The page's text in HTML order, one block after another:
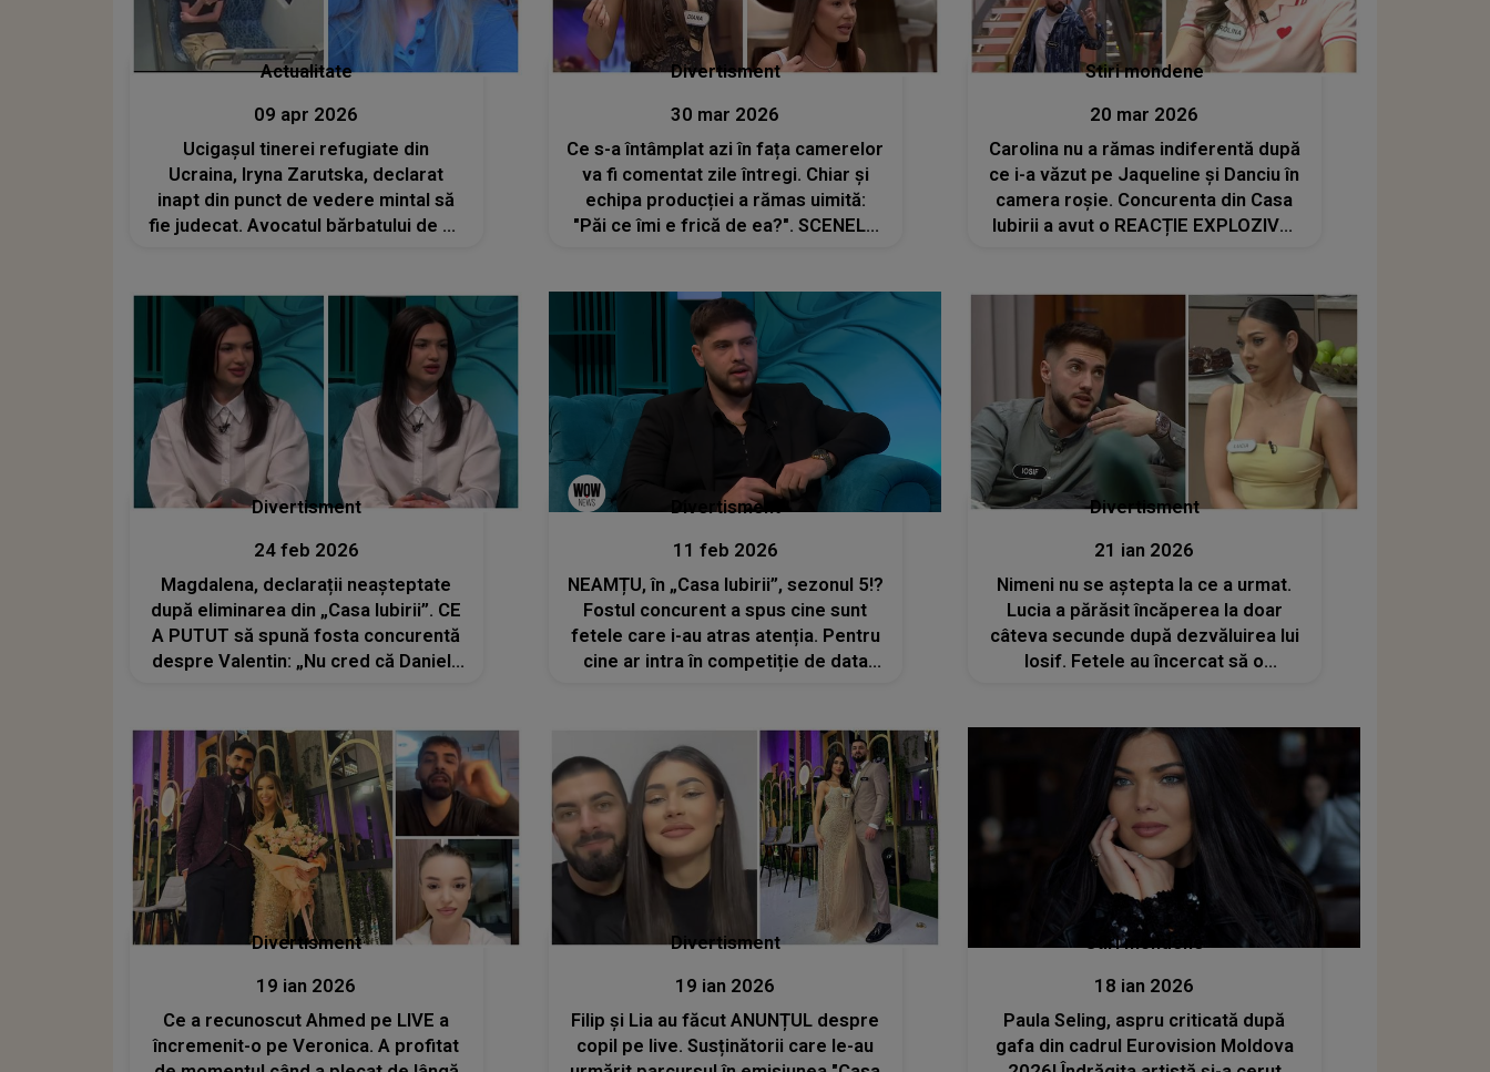
Actualitate
09 apr 2026
Ucigașul tinerei refugiate din
Ucraina, Iryna Zarutska, declarat
inapt din punct de vedere mintal să
fie judecat. Avocatul bărbatului de 35
Divertisment
30 mar 2026
Ce s-a întâmplat azi în fața camerelor
va fi comentat zile întregi. Chiar și
echipa producției a rămas uimită:
"Păi ce îmi e frică de ea?". SCENELE
dat în mine, ți-o dau eu dublu .."
Stiri mondene
20 mar 2026
Carolina nu a rămas indiferentă după
ce i-a văzut pe Jaqueline și Danciu în
camera roșie. Concurenta din Casa
Iubirii a avut o REACȚIE EXPLOZIVĂ!
"Pentru mine..."
Divertisment
24 feb 2026
Magdalena, declarații neașteptate
după eliminarea din „Casa Iubirii”. CE
A PUTUT să spună fosta concurentă
despre Valentin: „Nu cred că Daniela
Divertisment
11 feb 2026
NEAMȚU, în „Casa Iubirii”, sezonul 5!?
Fostul concurent a spus cine sunt
fetele care i-au atras atenția. Pentru
cine ar intra în competiție de data
ar fi în felul următor...”
Divertisment
21 ian 2026
Nimeni nu se aștepta la ce a urmat.
Lucia a părăsit încăperea la doar
câteva secunde după dezvăluirea lui
Iosif. Fetele au încercat să o
vedeți că..." CE S-A ÎNTÂMPLAT
Divertisment
19 ian 2026
Ce a recunoscut Ahmed pe LIVE a
încremenit-o pe Veronica. A profitat
Divertisment
19 ian 2026
Filip și Lia au făcut ANUNȚUL despre
copil pe live. Susținătorii care le-au
Stiri mondene
18 ian 2026
Paula Seling, aspru criticată după
gafa din cadrul Eurovision Moldova